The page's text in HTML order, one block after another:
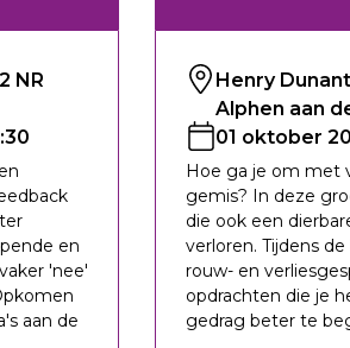
NR
en
'nee'
aan de
Henry
Alphen aan
01 oktober
Hoe ga je om met
gemis? In deze
die ook een
verloren. Tijdens
rouw- en
opdrachten die je
gedrag beter te